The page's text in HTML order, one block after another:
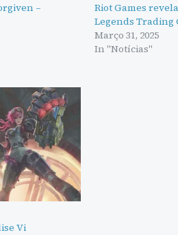
–
Riot Games
Legends Trading
Março 31, 2025
In "Notícias"
Vi